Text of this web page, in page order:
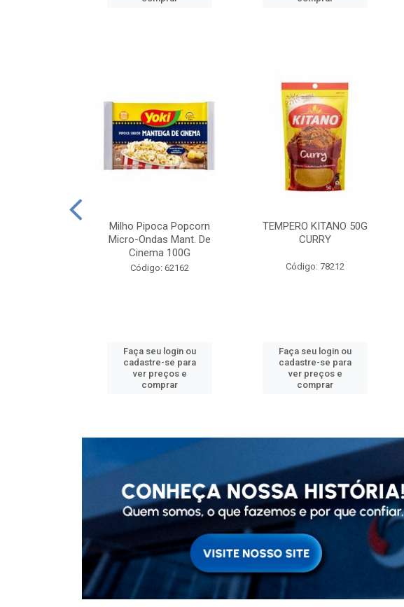
Milho Pipoca Popcorn
Micro-Ondas Mant. De
Cinema 100G
Código: 62162
Faça seu login ou
cadastre-se para
ver preços e
comprar
TEMPERO KITANO 50G
CURRY
Código: 78212
Faça seu login ou
cadastre-se para
ver preços e
comprar